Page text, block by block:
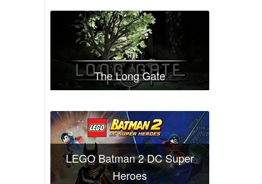
The Long Gate
LEGO Batman 2 DC Super
Heroes